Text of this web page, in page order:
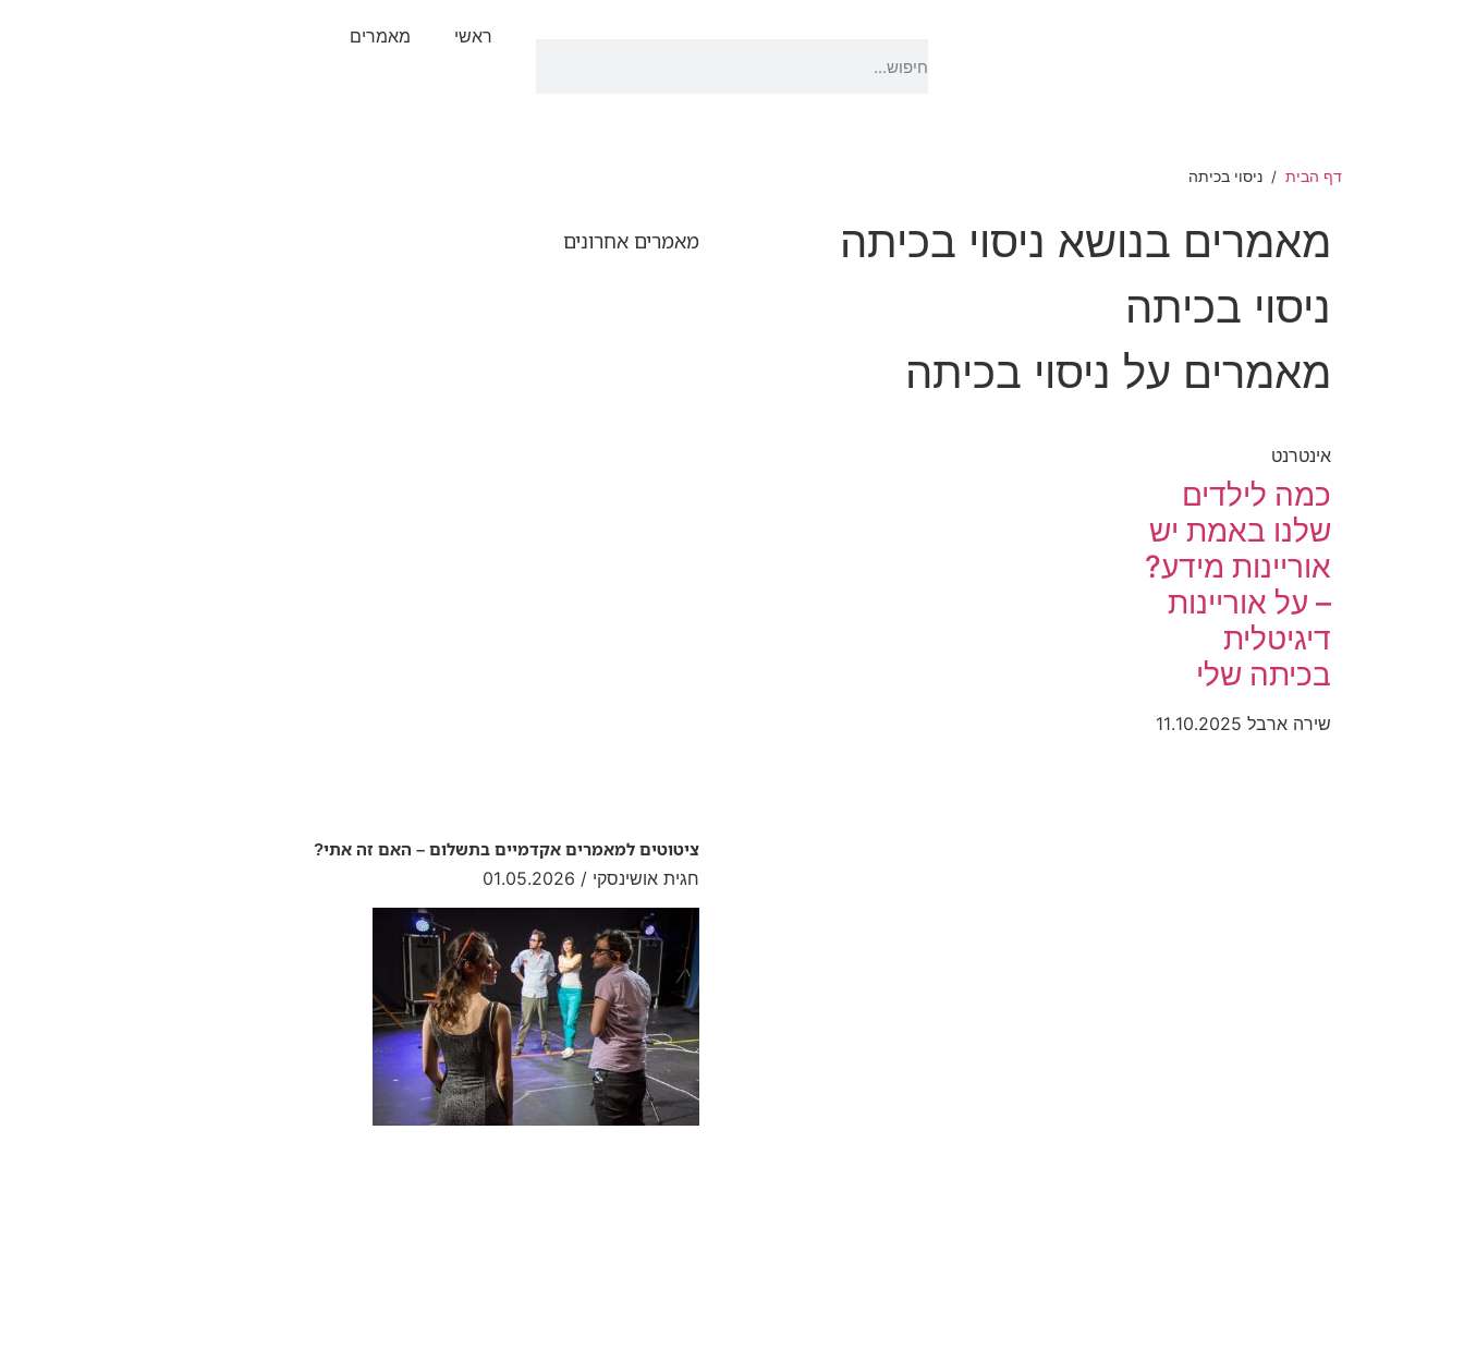
ראשי מאמרים
דף הבית / ניסוי בכיתה
מאמרים בנושא ניסוי בכיתה
ניסוי בכיתה
מאמרים על ניסוי בכיתה
אינטרנט
כמה לילדים
שלנו באמת יש
אוריינות מידע?
– על אוריינות
דיגיטלית
בכיתה שלי
שירה ארבל 11.10.2025
מאמרים אחרונים
ציטוטים למאמרים אקדמיים בתשלום – האם זה אתי?
חגית אושינסקי